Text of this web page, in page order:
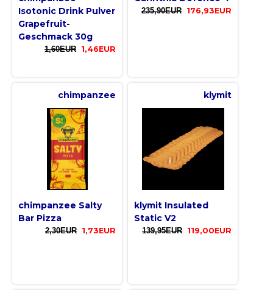
Isotonic Drink Pulver
Grapefruit-
Geschmack 30g
1,60EUR 1,46EUR
235,90EUR 176,93EUR
chimpanzee
chimpanzee Salty
Bar Pizza
2,30EUR 1,73EUR
klymit
klymit Insulated
Static V2
139,95EUR 119,00EUR